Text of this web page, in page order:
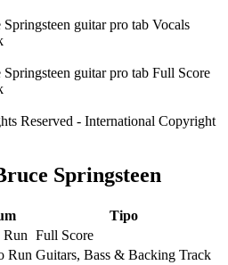
Reserved - International Copyright
Springsteen
Tipo
Run Full Score
Run Guitars, Bass & Backing Track